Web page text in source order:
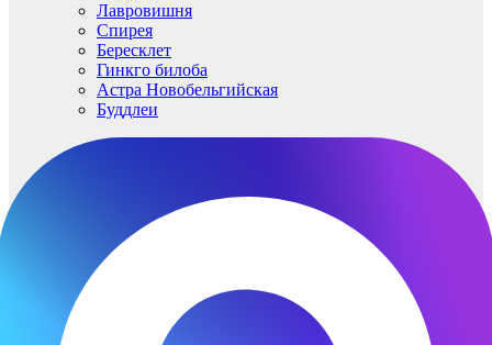
Лавровишня
Спирея
Бересклет
Гинкго билоба
Астра Новобельгийская
Буддлеи